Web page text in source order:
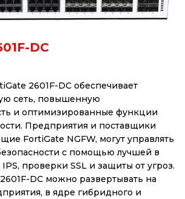
DC
2601F-DC обеспечивает
сеть, повышенную
и оптимизированные функции
Предприятия и поставщики
FortiGate NGFW, могут управлять
с помощью лучшей в
проверки SSL и защиты от угроз.
DC можно развертывать на
в ядре гибридного и